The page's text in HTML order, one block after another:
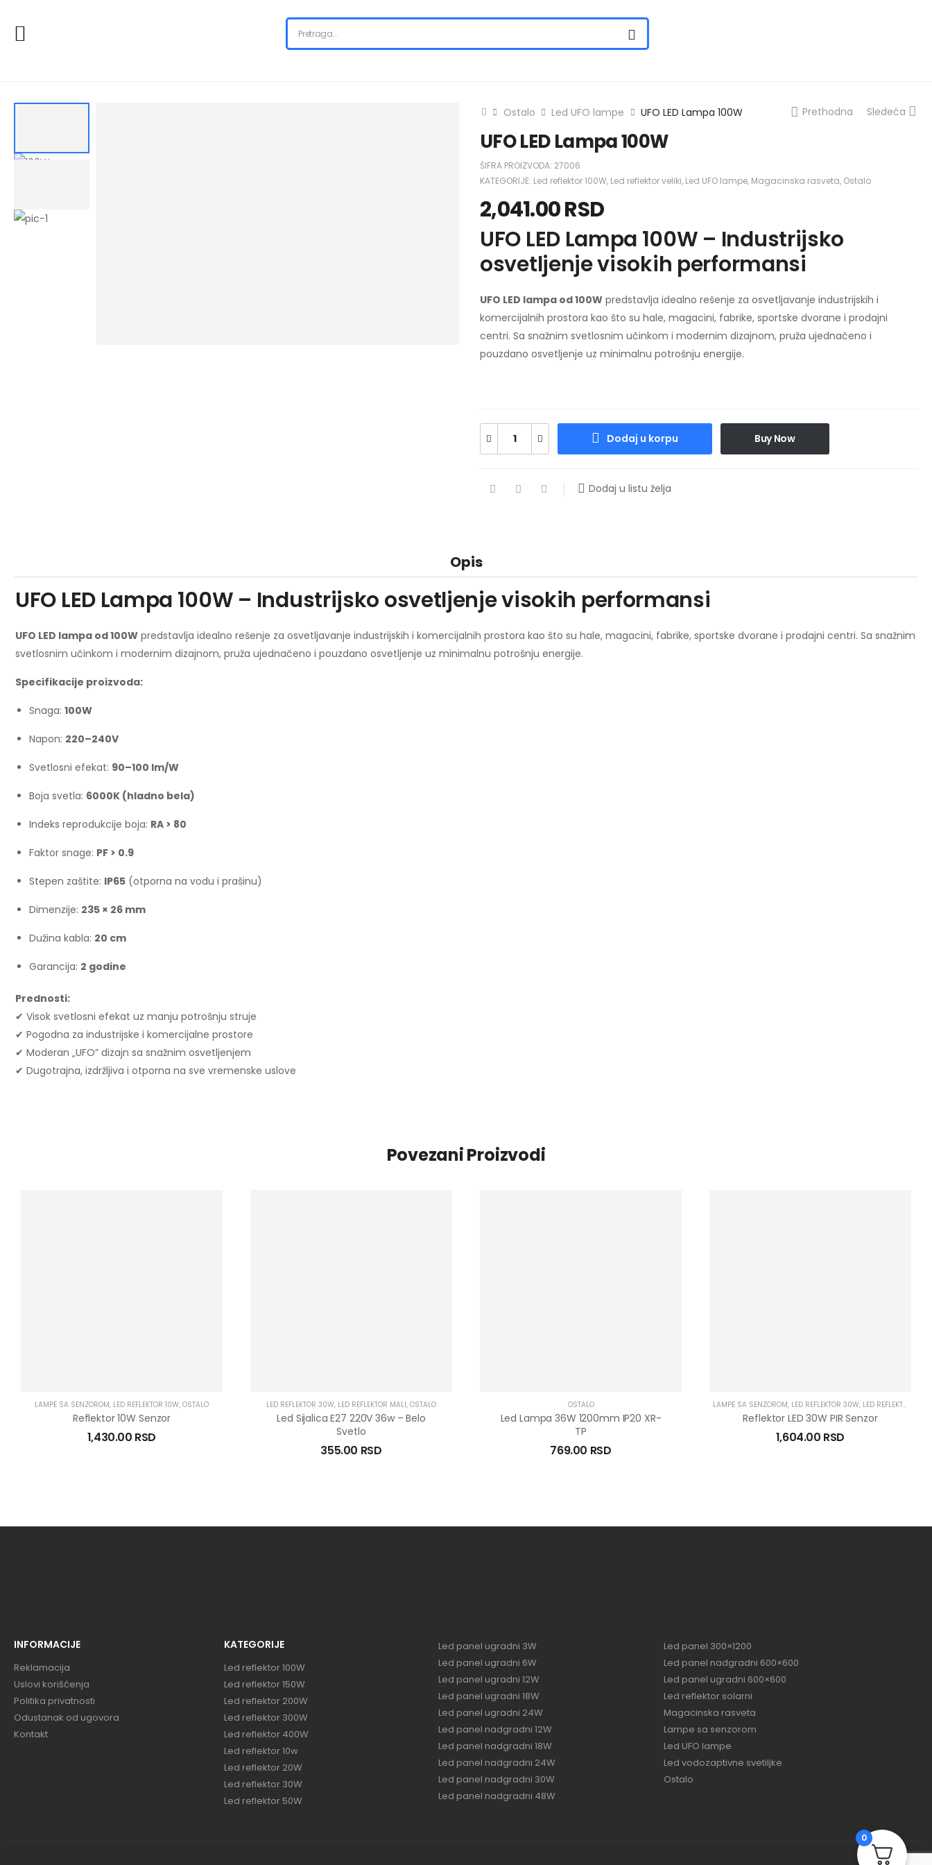
Ostalo Led UFO lampe UFO LED Lampa 100W Prethodna Sledeća
UFO LED Lampa 100W
ŠIFRA PROIZVODA: 27006
KATEGORIJE: Led reflektor 100W, Led reflektor veliki, Led UFO lampe, Magacinska rasveta, Ostalo
2,041.00RSD
UFO LED Lampa 100W – Industrijsko
osvetljenje visokih performansi
UFO LED lampa od 100W predstavlja idealno rešenje za osvetljavanje industrijskih i
komercijalnih prostora kao što su hale, magacini, fabrike, sportske dvorane i prodajni
centri. Sa snažnim svetlosnim učinkom i modernim dizajnom, pruža ujednačeno i
pouzdano osvetljenje uz minimalnu potrošnju energije.
Dodaj u korpu Buy Now
Dodaj u listu želja
Opis
UFO LED Lampa 100W – Industrijsko osvetljenje visokih performansi
UFO LED lampa od 100W predstavlja idealno rešenje za osvetljavanje industrijskih i komercijalnih prostora kao što su hale, magacini, fabrike, sportske dvorane i prodajni centri. Sa snažnim
svetlosnim učinkom i modernim dizajnom, pruža ujednačeno i pouzdano osvetljenje uz minimalnu potrošnju energije.
Specifikacije proizvoda:
Snaga: 100W
Napon: 220–240V
Svetlosni efekat: 90–100 lm/W
Boja svetla: 6000K (hladno bela)
Indeks reprodukcije boja: RA > 80
Faktor snage: PF > 0.9
Stepen zaštite: IP65 (otporna na vodu i prašinu)
Dimenzije: 235 × 26 mm
Dužina kabla: 20 cm
Garancija: 2 godine
Prednosti:
✔ Visok svetlosni efekat uz manju potrošnju struje
✔ Pogodna za industrijske i komercijalne prostore
✔ Moderan „UFO” dizajn sa snažnim osvetljenjem
✔ Dugotrajna, izdržljiva i otporna na sve vremenske uslove
Povezani Proizvodi
LAMPE SA SENZOROM, LED REFLEKTOR 10W, OSTALO
Reflektor 10W Senzor
1,430.00 RSD
LED REFLEKTOR 30W, LED REFLEKTOR MALI, OSTALO
Led Sijalica E27 220V 36w – Belo
Svetlo
355.00 RSD
OSTALO
Led Lampa 36W 1200mm IP20 XR-
TP
769.00 RSD
LAMPE SA SENZOROM, LED REFLEKTOR 30W, LED REFLEKTOR SA SENZOROM
Reflektor LED 30W PIR Senzor
1,604.00 RSD
INFORMACIJE
Reklamacija
Uslovi korišćenja
Politika privatnosti
Odustanak od ugovora
Kontakt
KATEGORIJE
Led reflektor 100W
Led reflektor 150W
Led reflektor 200W
Led reflektor 300W
Led reflektor 400W
Led reflektor 10w
Led reflektor 20W
Led reflektor 30W
Led reflektor 50W
Led panel ugradni 3W
Led panel ugradni 6W
Led panel ugradni 12W
Led panel ugradni 18W
Led panel ugradni 24W
Led panel nadgradni 12W
Led panel nadgradni 18W
Led panel nadgradni 24W
Led panel nadgradni 30W
Led panel nadgradni 48W
Led panel 300×1200
Led panel nadgradni 600×600
Led panel ugradni 600×600
Led reflektor solarni
Magacinska rasveta
Lampe sa senzorom
Led UFO lampe
Led vodozaptivne svetiljke
Ostalo
0